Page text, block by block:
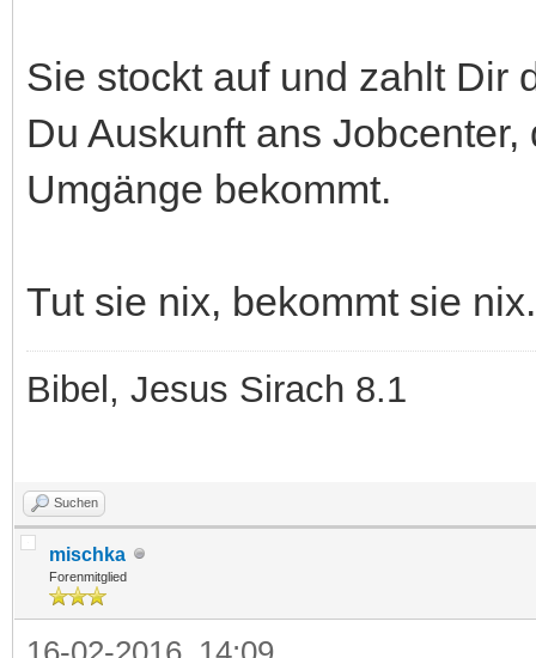
Sie stockt auf und zahlt Dir
Du Auskunft ans
Umgänge bekommt.
Tut sie nix, bekommt sie nix.
Bibel, Jesus Sirach 8.1
Suchen
mischka
Forenmitglied